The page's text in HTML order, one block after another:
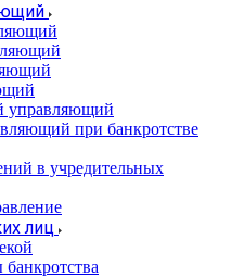
управляющий
при банкротстве
в учредительных
лиц